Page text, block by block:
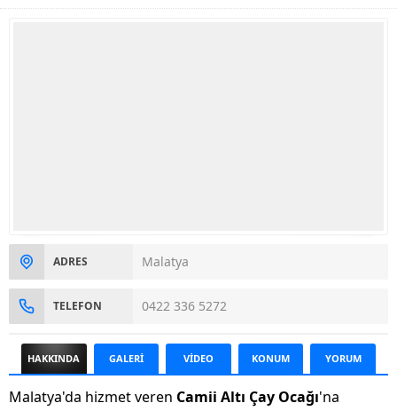
ADRES Malatya
TELEFON 0422 336 5272
HAKKINDA GALERİ VİDEO KONUM YORUM
Malatya'da hizmet veren Camii Altı Çay Ocağı'na